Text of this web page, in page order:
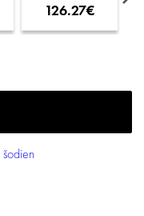
126.27€
šodien